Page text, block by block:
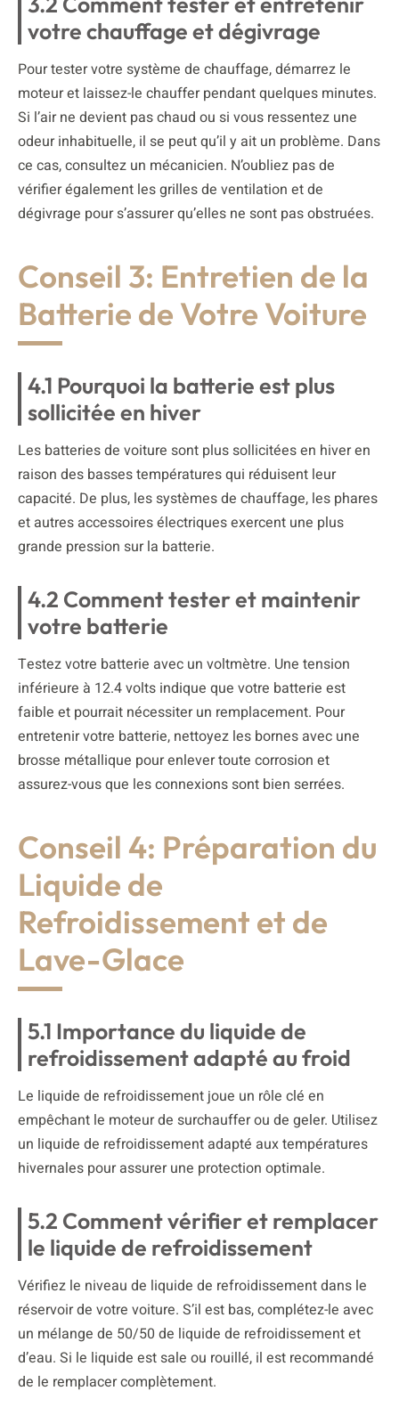
votre chauffage et dégivrage
Pour tester votre système de chauffage, démarrez le
moteur et laissez-le chauffer pendant quelques minutes.
Si l’air ne devient pas chaud ou si vous ressentez une
odeur inhabituelle, il se peut qu’il y ait un problème. Dans
ce cas, consultez un mécanicien. N’oubliez pas de
vérifier également les grilles de ventilation et de
dégivrage pour s’assurer qu’elles ne sont pas obstruées.
Conseil 3: Entretien de la
Batterie de Votre Voiture
4.1 Pourquoi la batterie est plus
sollicitée en hiver
Les batteries de voiture sont plus sollicitées en hiver en
raison des basses températures qui réduisent leur
capacité. De plus, les systèmes de chauffage, les phares
et autres accessoires électriques exercent une plus
grande pression sur la batterie.
4.2 Comment tester et maintenir
votre batterie
Testez votre batterie avec un voltmètre. Une tension
inférieure à 12.4 volts indique que votre batterie est
faible et pourrait nécessiter un remplacement. Pour
entretenir votre batterie, nettoyez les bornes avec une
brosse métallique pour enlever toute corrosion et
assurez-vous que les connexions sont bien serrées.
Conseil 4: Préparation du
Liquide de
Refroidissement et de
Lave-Glace
5.1 Importance du liquide de
refroidissement adapté au froid
Le liquide de refroidissement joue un rôle clé en
empêchant le moteur de surchauffer ou de geler. Utilisez
un liquide de refroidissement adapté aux températures
hivernales pour assurer une protection optimale.
5.2 Comment vérifier et remplacer
le liquide de refroidissement
Vérifiez le niveau de liquide de refroidissement dans le
réservoir de votre voiture. S’il est bas, complétez-le avec
un mélange de 50/50 de liquide de refroidissement et
d’eau. Si le liquide est sale ou rouillé, il est recommandé
de le remplacer complètement.